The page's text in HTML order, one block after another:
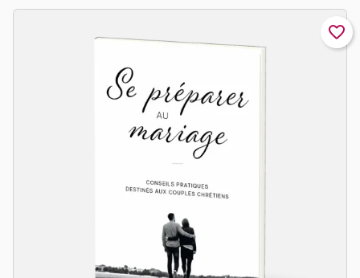
favorite_border